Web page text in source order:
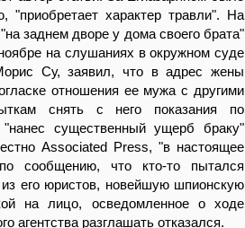
"приобретает характер травли". На
заднем дворе у дома своего брата"
на слушаниях в окружном суде
Су, заявил, что в адрес жены
отношения ее мужа с другими
снять с него показания по
существенный ущерб браку"
Associated Press, "в настоящее
сообщению, что кто-то пытался
его юристов, новейшую шпионскую
на лицо, осведомленное о ходе
агентства разглашать отказался.